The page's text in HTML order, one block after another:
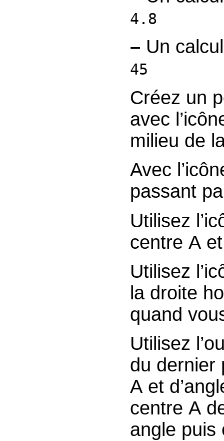
4.8
– Un
45
Créez un
avec
milieu de
Avec
passant
Utilisez
centre A
Utilisez
la droite
quand
Utilisez
du dernier
A et
centre A
angle puis